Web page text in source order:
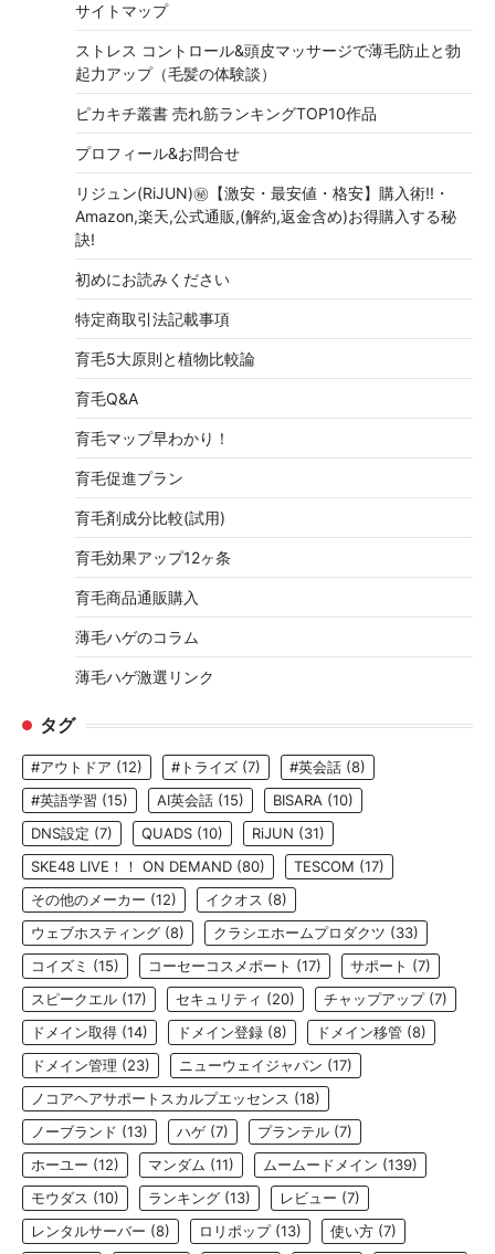
サイトマップ
ストレス コントロール&頭皮マッサージで薄毛防止と勃
起力アップ（毛髪の体験談）
ピカキチ叢書 売れ筋ランキングTOP10作品
プロフィール&お問合せ
リジュン(RiJUN)㊙【激安・最安値・格安】購入術!!・
Amazon,楽天,公式通販,(解約,返金含め)お得購入する秘
訣!
初めにお読みください
特定商取引法記載事項
育毛5大原則と植物比較論
育毛Q&A
育毛マップ早わかり！
育毛促進プラン
育毛剤成分比較(試用)
育毛効果アップ12ヶ条
育毛商品通販購入
薄毛ハゲのコラム
薄毛ハゲ激選リンク
タグ
#アウトドア (12) #トライズ (7) #英会話 (8)
#英語学習 (15) AI英会話 (15) BISARA (10)
DNS設定 (7) QUADS (10) RiJUN (31)
SKE48 LIVE！！ ON DEMAND (80) TESCOM (17)
その他のメーカー (12) イクオス (8)
ウェブホスティング (8) クラシエホームプロダクツ (33)
コイズミ (15) コーセーコスメポート (17) サポート (7)
スピークエル (17) セキュリティ (20) チャップアップ(7)
ドメイン取得 (14) ドメイン登録 (8) ドメイン移管 (8)
ドメイン管理 (23) ニューウェイジャパン (17)
ノコアヘアサポートスカルプエッセンス (18)
ノーブランド (13) ハゲ (7) プランテル (7)
ホーユー (12) マンダム (11) ムームードメイン (139)
モウダス (10) ランキング (13) レビュー (7)
レンタルサーバー (8) ロリポップ(13) 使い方 (7)